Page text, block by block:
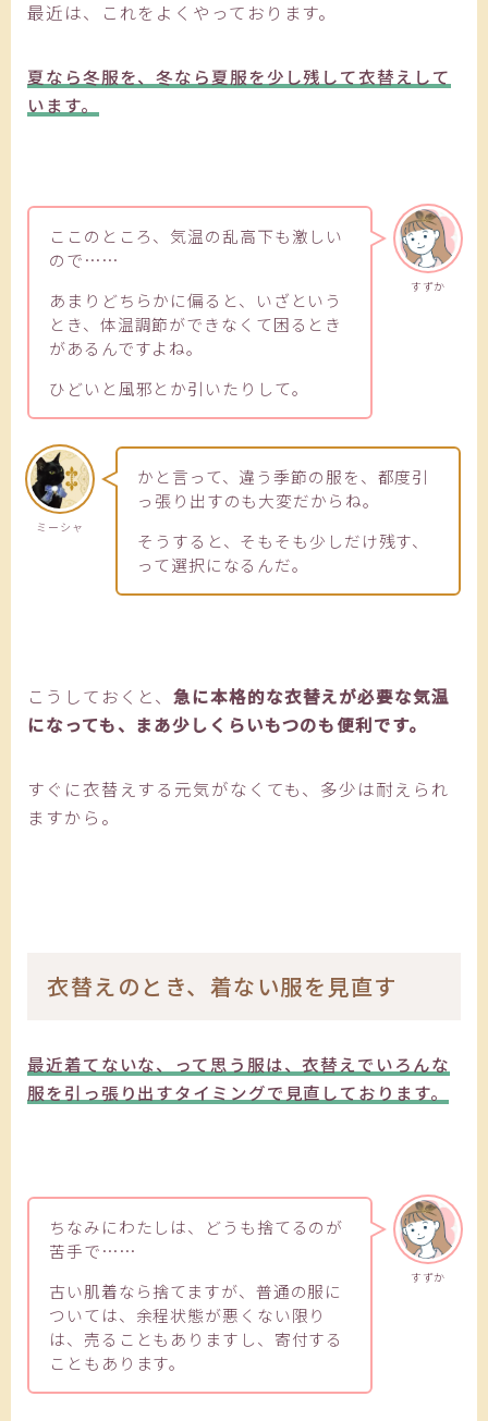
最近は、これをよくやっております。
夏なら冬服を、冬なら夏服を少し残して衣替えして
います。
すずか
ここのところ、気温の乱高下も激しい
ので……
あまりどちらかに偏ると、いざという
とき、体温調節ができなくて困るとき
があるんですよね。
ひどいと風邪とか引いたりして。
ミーシャ
かと言って、違う季節の服を、都度引
っ張り出すのも大変だからね。
そうすると、そもそも少しだけ残す、
って選択になるんだ。
こうしておくと、急に本格的な衣替えが必要な気温
になっても、まあ少しくらいもつのも便利です。
すぐに衣替えする元気がなくても、多少は耐えられ
ますから。
衣替えのとき、着ない服を見直す
最近着てないな、って思う服は、衣替えでいろんな
服を引っ張り出すタイミングで見直しております。
すずか
ちなみにわたしは、どうも捨てるのが
苦手で……
古い肌着なら捨てますが、普通の服に
ついては、余程状態が悪くない限り
は、売ることもありますし、寄付する
こともあります。